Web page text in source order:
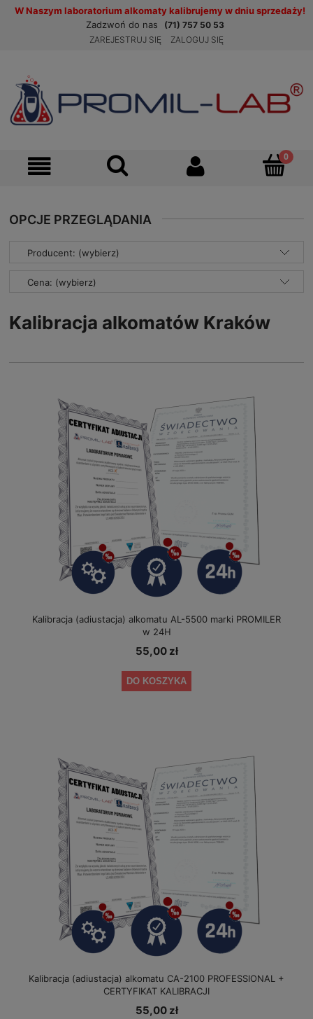
W Naszym laboratorium alkomaty kalibrujemy w dniu sprzedaży!
Zadzwoń do nas
(71) 757 50 53
ZAREJESTRUJ SIĘ
ZALOGUJ SIĘ
OPCJE PRZEGLĄDANIA
Producent: (wybierz)
Cena: (wybierz)
Kalibracja alkomatów Kraków
Kalibracja (adiustacja) alkomatu AL-5500 marki PROMILER
w 24H
55,00 zł
DO KOSZYKA
Kalibracja (adiustacja) alkomatu CA-2100 PROFESSIONAL +
CERTYFIKAT KALIBRACJI
55,00 zł